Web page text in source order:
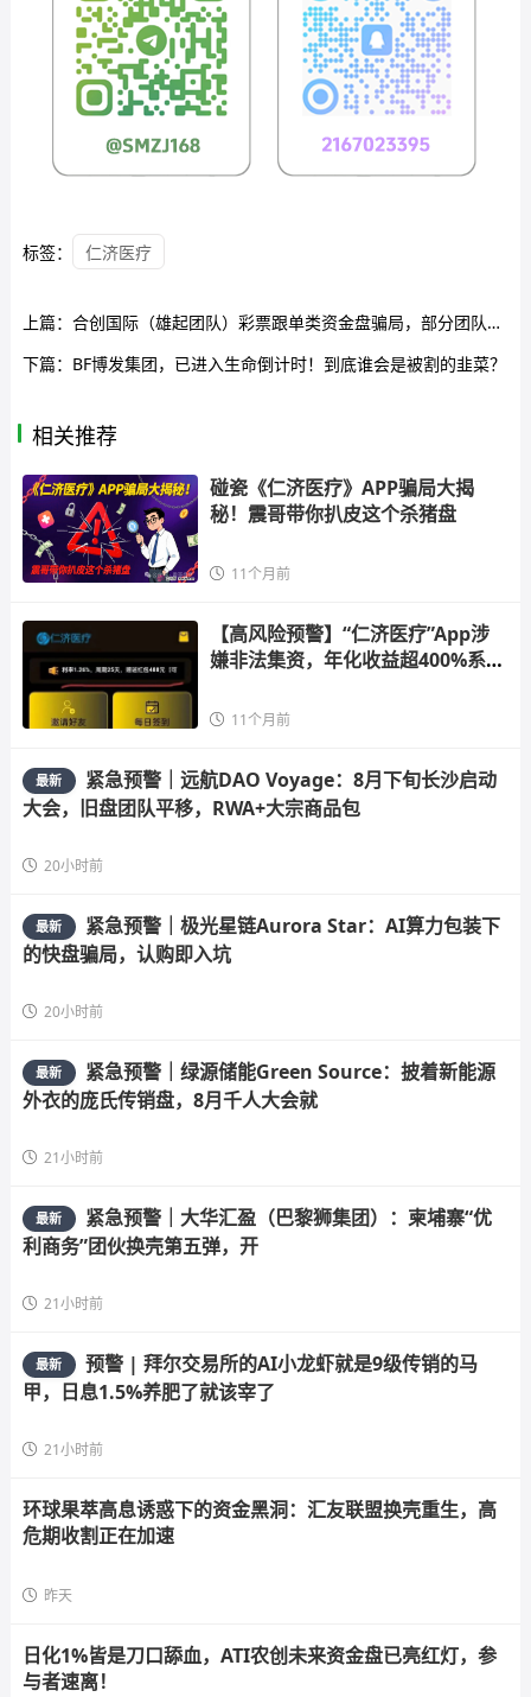
标签： 仁济医疗
上篇： 合创国际（雄起团队）彩票跟单类资金盘骗局，部分团队已经撤离，高度预警，即将崩盘跑路！
下篇： BF博发集团，已进入生命倒计时！到底谁会是被割的韭菜？
相关推荐
碰瓷《仁济医疗》APP骗局大揭
秘！震哥带你扒皮这个杀猪盘
11个月前
【高风险预警】“仁济医疗”App涉
嫌非法集资，年化收益超400%系典
11个月前
最新
紧急预警｜远航DAO Voyage：8月下旬长沙启动
大会，旧盘团队平移，RWA+大宗商品包
20小时前
最新
紧急预警｜极光星链Aurora Star：AI算力包装下
的快盘骗局，认购即入坑
20小时前
最新
紧急预警｜绿源储能Green Source：披着新能源
外衣的庞氏传销盘，8月千人大会就
21小时前
最新
紧急预警｜大华汇盈（巴黎狮集团）：柬埔寨“优
利商务”团伙换壳第五弹，开
21小时前
最新
预警 | 拜尔交易所的AI小龙虾就是9级传销的马
甲，日息1.5%养肥了就该宰了
21小时前
环球果萃高息诱惑下的资金黑洞：汇友联盟换壳重生，高
危期收割正在加速
昨天
日化1%皆是刀口舔血，ATI农创未来资金盘已亮红灯，参
与者速离！